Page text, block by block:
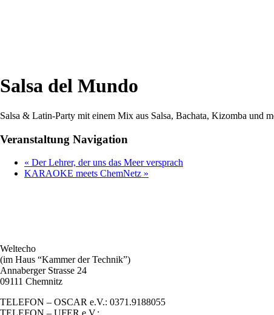
Salsa del Mundo
Salsa & Latin-Party mit einem Mix aus Salsa, Bachata, Kizomba und
Veranstaltung Navigation
« Der Lehrer, der uns das Meer versprach
KARAOKE meets ChemNetz »
Weltecho
(im Haus “Kammer der Technik”)
Annaberger Strasse 24
09111 Chemnitz
TELEFON – OSCAR e.V.: 0371.9188055